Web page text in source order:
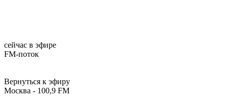
сейчас в эфире
FM-поток
Вернуться к эфиру
Москва - 100,9 FM